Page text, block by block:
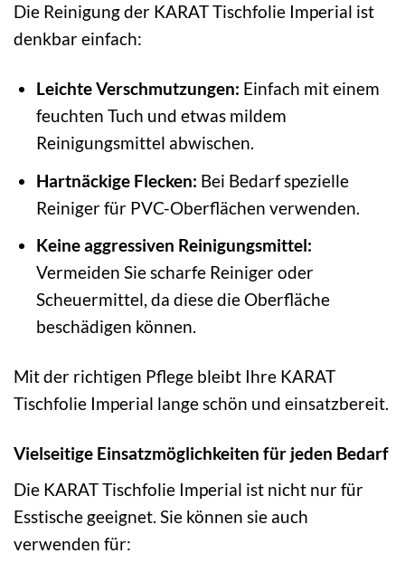
Die Reinigung der KARAT Tischfolie Imperial ist
denkbar einfach:
Leichte Verschmutzungen: Einfach mit einem
feuchten Tuch und etwas mildem
Reinigungsmittel abwischen.
Hartnäckige Flecken: Bei Bedarf spezielle
Reiniger für PVC-Oberflächen verwenden.
Keine aggressiven Reinigungsmittel:
Vermeiden Sie scharfe Reiniger oder
Scheuermittel, da diese die Oberfläche
beschädigen können.
Mit der richtigen Pflege bleibt Ihre KARAT
Tischfolie Imperial lange schön und einsatzbereit.
Vielseitige Einsatzmöglichkeiten für jeden Bedarf
Die KARAT Tischfolie Imperial ist nicht nur für
Esstische geeignet. Sie können sie auch
verwenden für: